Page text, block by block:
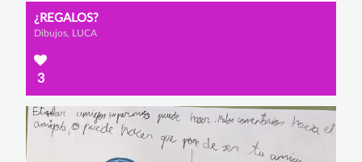
¿REGALOS?
Dibujos, LUCA
3